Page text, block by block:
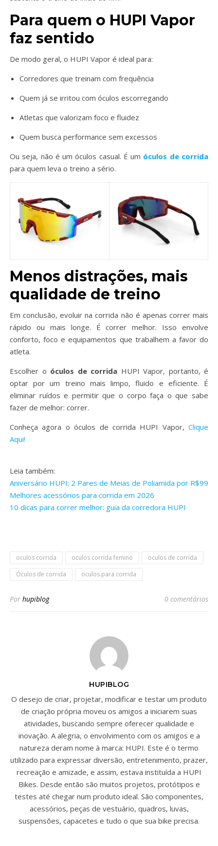
Para quem o HUPI Vapor
faz sentido
De modo geral, o HUPI Vapor é ideal para:
Corredores que treinam com frequência
Quem já se irritou com óculos escorregando
Atletas que valorizam foco e fluidez
Quem busca performance sem excessos
Ou seja, não é um óculos casual. É um óculos de corrida
para quem leva o treino a sério.
Menos distrações, mais
qualidade de treino
Em conclusão, evoluir na corrida não é apenas correr mais
rápido ou mais longe. É correr melhor. Isso envolve
conforto, foco e equipamentos que trabalhem a favor do
atleta.
Escolher o óculos de corrida HUPI Vapor, portanto, é
optar por um treino mais limpo, fluido e eficiente. É
eliminar ruídos e permitir que o corpo faça o que sabe
fazer de melhor: correr.
Conheça agora o óculos de corrida HUPI Vapor, Clique
Aqui!
Leia também:
Aniversário HUPI: 2 Pares de Meias de Poliamida por R$99
Melhores acessórios para corrida em 2026
10 dicas para correr melhor: guia da corredora HUPI
oculos corrida oculos corrida femino
oculos de corrida
Óculos de corrida
oculos para corrida
Por hupiblog 0 comentários
HUPIBLOG
O desejo de criar, projetar, modificar e testar um produto
de criação própria moveu os amigos a iniciarem suas
atividades, buscando sempre oferecer qualidade e
inovação. A alegria, o envolvimento com os amigos e a
natureza deram nome à marca: HUPI. Este é o termo
utilizado para expressar diversão, entretenimento, prazer,
recreação e amizade, e assim, estava instituída a HUPI
Bikes. Desde então são muitos projetos, protótipos e
testes até chegar num produto ideal. São componentes,
acessórios, peças de vestuário, quadros, luvas,
suspensões, capacetes e tudo o que sua bike precisa.